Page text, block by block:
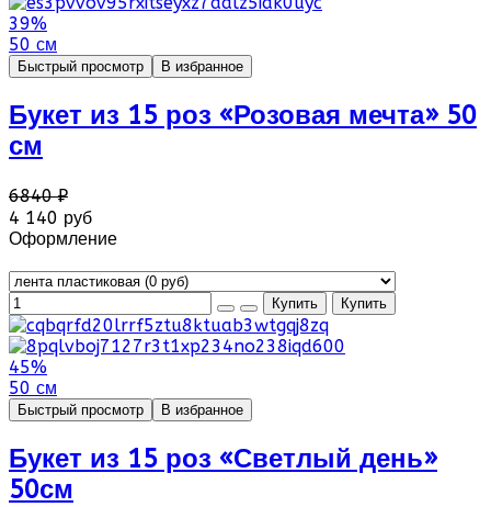
39%
50 см
Быстрый просмотр В избранное
Букет из 15 роз «Розовая мечта» 50
см
6840 ₽
4 140 руб
Оформление
45%
50 см
Быстрый просмотр В избранное
Букет из 15 роз «Светлый день»
50см